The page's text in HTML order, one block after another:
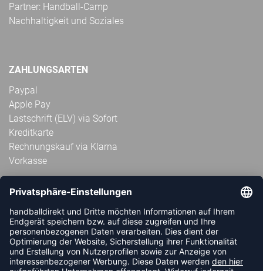
Partner: Handball-Camp
Nachhaltigkeit und Soziales
ZAHLUNGSARTEN
Paypal
Apple Pay
Lastschrift (ELV) via Sofort
Kreditkarte
Rechnungskauf via Klarna
Vorkasse
ABONNIERE JETZT DEN KOSTENLOSEN
HANDBALLDIREKT-NEWSLETTER UND VERPASSE KEINE
NEUIGKEIT ODER AKTION MEHR.
JETZT ANMELDEN